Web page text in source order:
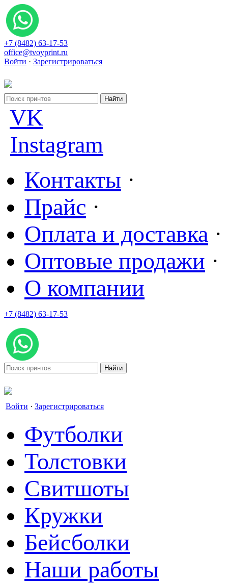
+7 (8482) 63-17-53
office@tvoyprint.ru
Войти · Зарегистрироваться
VK
Instagram
Контакты ·
Прайс ·
Оплата и доставка ·
Оптовые продажи ·
О компании
+7 (8482) 63-17-53
Войти · Зарегистрироваться
Футболки
Толстовки
Свитшоты
Кружки
Бейсболки
Наши работы